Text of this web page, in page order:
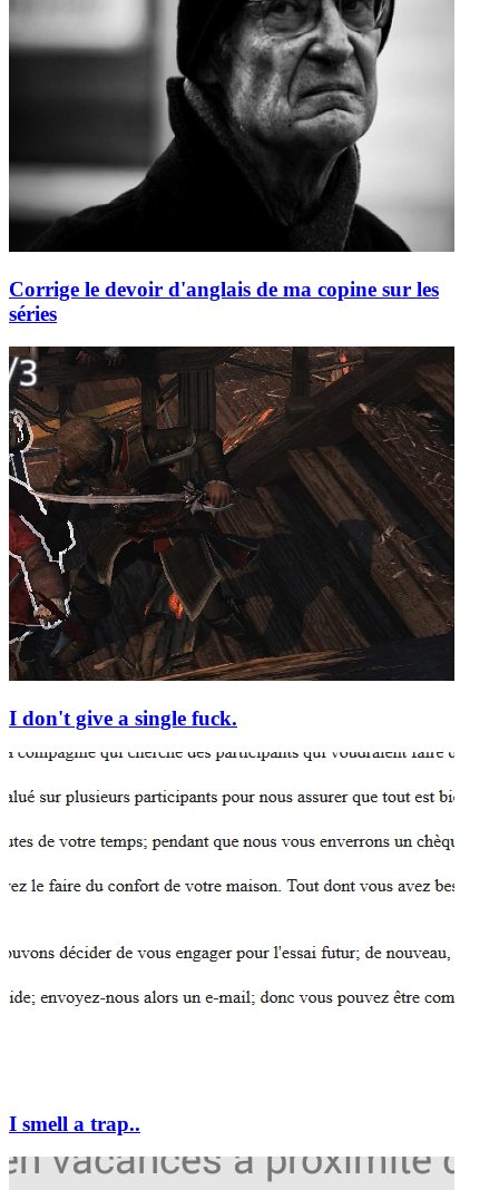
Corrige le devoir d'anglais de ma copine sur les
séries
I don't give a single fuck.
I smell a trap..